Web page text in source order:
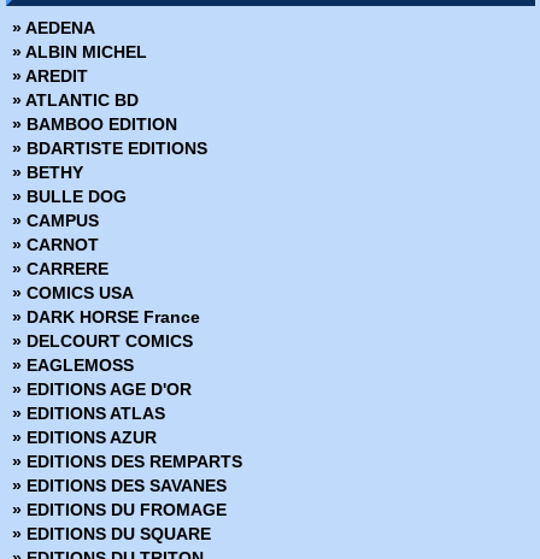
» DC Deluxe
» DC Heroes
» DC Icons
» DC Omnibus
» Deadpool Versus
» Dynamite
» Edition limitée
» Edition Prestige
» Encyclopédies Marvel
» Ere de Conan
» Fringe
» Green Hornet
» Hors Collections
» Iron-man - Les Aventures
» La planéte des singes
» Le printemps des Comics
» Les chroniques de Conan
» Marvel - Les grandes sagas
» Marvel - Les incontournables
» Marvel - Les origines
» Marvel Absolute
» Marvel Anthologie
» Marvel Aventures
» AEDENA
» ALBIN MICHEL
» AREDIT
» ATLANTIC BD
» BAMBOO EDITION
» BDARTISTE EDITIONS
» BETHY
» BULLE DOG
» CAMPUS
» CARNOT
» CARRERE
» COMICS USA
» DARK HORSE France
» DELCOURT COMICS
» EAGLEMOSS
» EDITIONS AGE D'OR
» EDITIONS ATLAS
» EDITIONS AZUR
» EDITIONS DES REMPARTS
» EDITIONS DES SAVANES
» EDITIONS DU FROMAGE
» EDITIONS DU SQUARE